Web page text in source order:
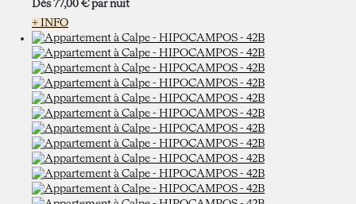
Dès 77,00 € par nuit
+ INFO